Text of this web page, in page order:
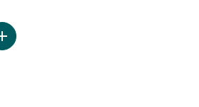
Ajouter Coulis chocolat au panier